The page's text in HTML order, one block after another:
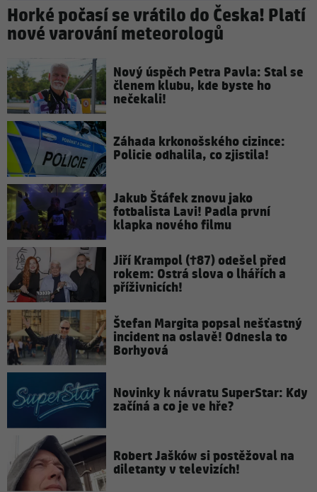
Horké počasí se vrátilo do Česka! Platí
nové varování meteorologů
Nový úspěch Petra Pavla: Stal se
členem klubu, kde byste ho
nečekali!
Záhada krkonošského cizince:
Policie odhalila, co zjistila!
Jakub Štáfek znovu jako
fotbalista Lavi! Padla první
klapka nového filmu
Jiří Krampol (†87) odešel před
rokem: Ostrá slova o lhářích a
příživnicích!
Štefan Margita popsal nešťastný
incident na oslavě! Odnesla to
Borhyová
Novinky k návratu SuperStar: Kdy
začíná a co je ve hře?
Robert Jašków si postěžoval na
diletanty v televizích!